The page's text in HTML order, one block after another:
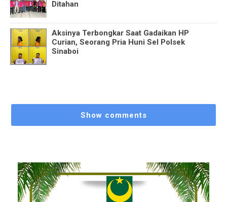
Ditahan
Aksinya Terbongkar Saat Gadaikan HP
Curian, Seorang Pria Huni Sel Polsek
Sinaboi
Show comments